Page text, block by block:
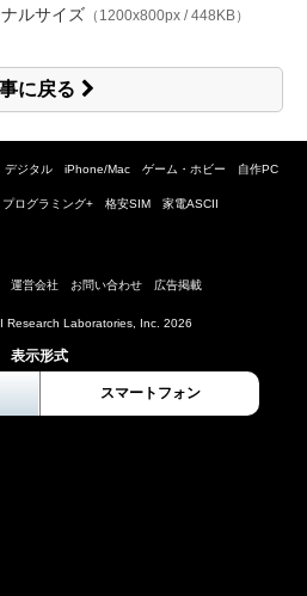
ルサイズ （1200x800px / 448KB）
に戻る
デジタル iPhone/Mac ゲーム・ホビー 自作PC
プログラミング+ 格安SIM 家電ASCII
運営会社 お問い合わせ 広告掲載
Research Laboratories, Inc. 2026
表示形式
スマートフォン